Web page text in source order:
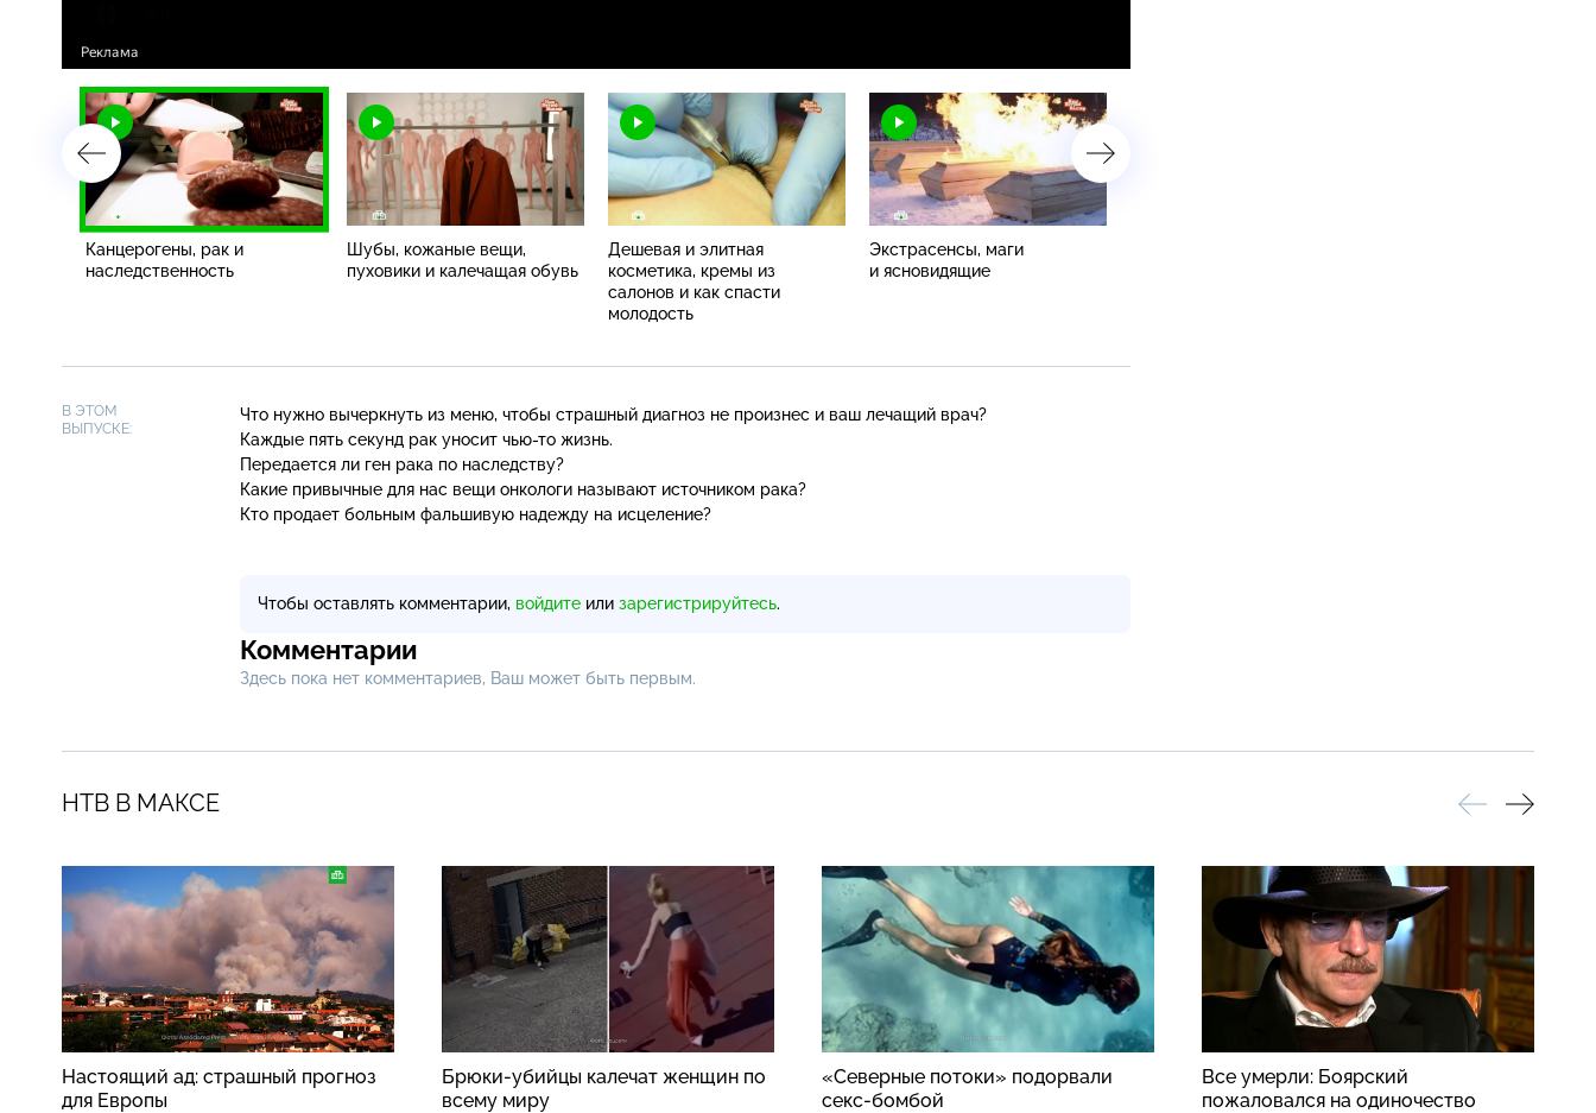
Канцерогены, рак и
наследственность
Шубы, кожаные вещи,
пуховики и калечащая обувь
Дешевая и элитная
косметика, кремы из
салонов и как спасти
молодость
Экстрасенсы, маги
и ясновидящие
В ЭТОМ
ВЫПУСКЕ:
Что нужно вычеркнуть из меню, чтобы страшный диагноз не произнес и ваш лечащий врач?
Каждые пять секунд рак уносит чью-то жизнь.
Передается ли ген рака по наследству?
Какие привычные для нас вещи онкологи называют источником рака?
Кто продает больным фальшивую надежду на исцеление?
Чтобы оставлять комментарии, войдите или зарегистрируйтесь.
Комментарии
Здесь пока нет комментариев, Ваш может быть первым.
НТВ В МАКСЕ
Настоящий ад: страшный прогноз
для Европы
Брюки-убийцы калечат женщин по
всему миру
«Северные потоки» подорвали
секс-бомбой
Все умерли: Боярский
пожаловался на одиночество